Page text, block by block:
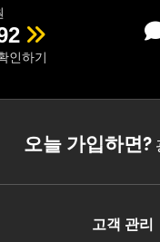
인하기
오늘 가입하면?
고객 관리